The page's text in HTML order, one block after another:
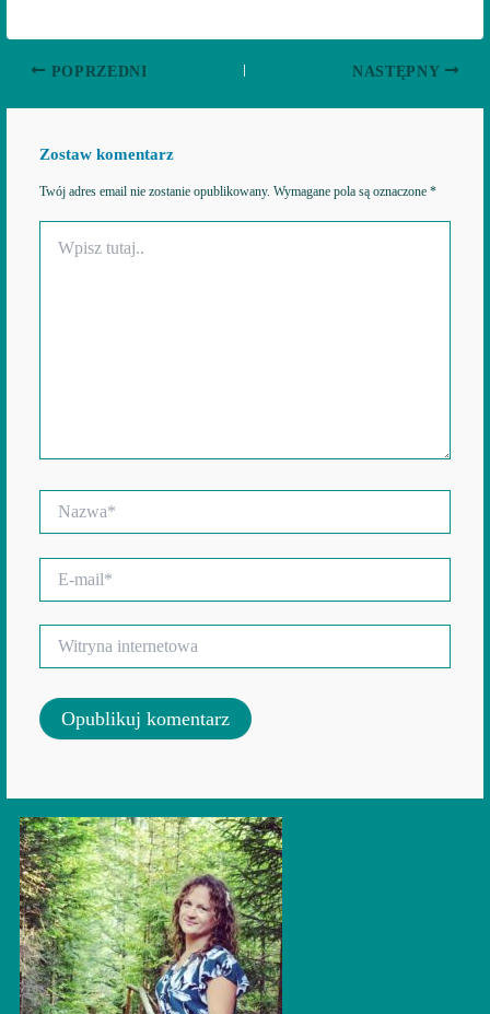
POPRZEDNI NASTĘPNY
Zostaw komentarz
Twój adres email nie zostanie opublikowany. Wymagane pola są oznaczone*
tutaj..
mail*
internetowa